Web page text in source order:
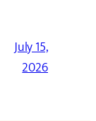
July 15,
2026